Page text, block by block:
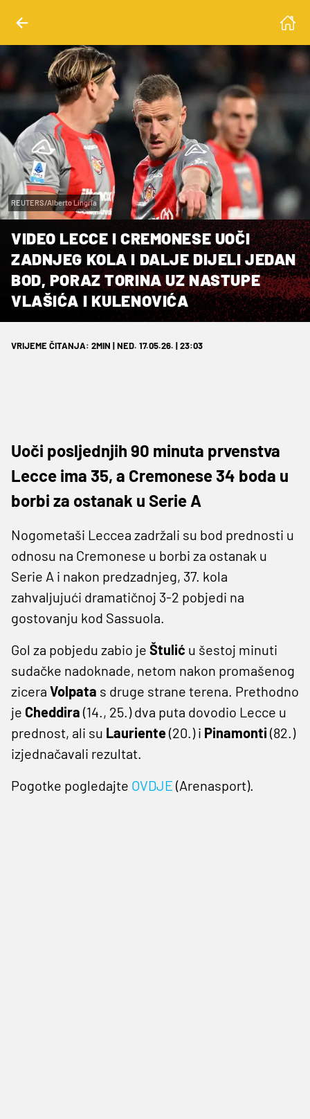
REUTERS/Alberto Lingria
VIDEO LECCE I CREMONESE UOČI
ZADNJEG KOLA I DALJE DIJELI JEDAN
BOD, PORAZ TORINA UZ NASTUPE
VLAŠIĆA I KULENOVIĆA
VRIJEME ČITANJA: 2MIN | NED. 17.05.26. | 23:03
Uoči posljednjih 90 minuta prvenstva
Lecce ima 35, a Cremonese 34 boda u
borbi za ostanak u Serie A
Nogometaši Leccea zadržali su bod prednosti u
odnosu na Cremonese u borbi za ostanak u
Serie A i nakon predzadnjeg, 37. kola
zahvaljujući dramatičnoj 3-2 pobjedi na
gostovanju kod Sassuola.
Gol za pobjedu zabio je Štulić u šestoj minuti
sudačke nadoknade, netom nakon promašenog
zicera Volpata s druge strane terena. Prethodno
je Cheddira (14., 25.) dva puta dovodio Lecce u
prednost, ali su Lauriente(20.) i Pinamonti (82.)
izjednačavali rezultat.
Pogotke pogledajte OVDJE (Arenasport).